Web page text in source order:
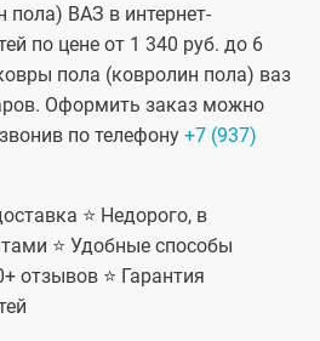
пола) ВАЗ в интернет-
по цене от 1 340 руб. до 6
пола (ковролин пола) ваз
Оформить заказ можно
по телефону +7 (937)
⭐ Недорого, в
⭐ Удобные способы
отзывов ⭐ Гарантия